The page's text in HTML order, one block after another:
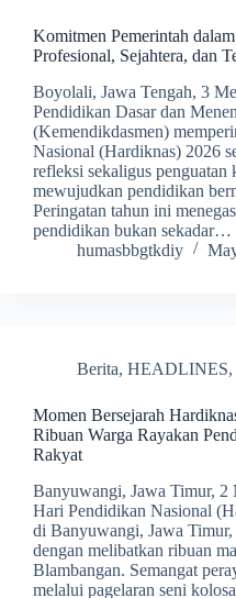
Komitmen Pemerintah
Profesional, Sejahtera, dan
Boyolali, Jawa Tengah, 3
Pendidikan Dasar dan
(Kemendikdasmen)
Nasional (Hardiknas) 2026
refleksi sekaligus penguatan
mewujudkan pendidikan
Peringatan tahun ini
pendidikan bukan sekadar…
humasbbgtkdiy
Berita, HEADLINES,
Momen Bersejarah
Ribuan Warga Rayakan
Rakyat
Banyuwangi, Jawa Timur,
Hari Pendidikan Nasional
di Banyuwangi, Jawa Timur,
dengan melibatkan ribuan
Blambangan. Semangat
melalui pagelaran seni